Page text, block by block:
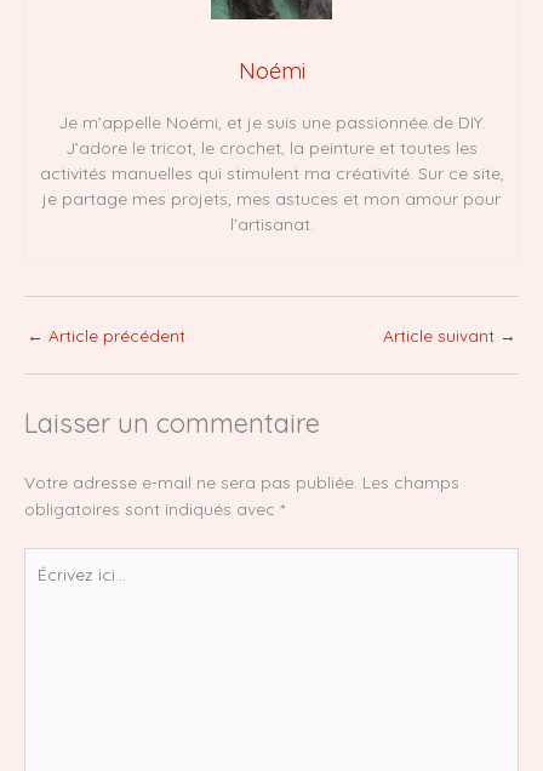
Noémi
Je m’appelle Noémi, et je suis une passionnée de DIY.
J’adore le tricot, le crochet, la peinture et toutes les
activités manuelles qui stimulent ma créativité. Sur ce site,
je partage mes projets, mes astuces et mon amour pour
l’artisanat.
← Article précédent Article suivant →
Laisser un commentaire
Votre adresse e-mail ne sera pas publiée. Les champs
obligatoires sont indiqués avec *
ici…